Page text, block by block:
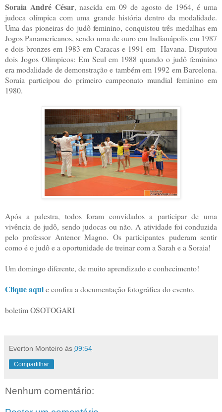
Soraia André César, nascida em 09 de agosto de 1964, é uma
judoca olímpica com uma grande história dentro da modalidade.
Uma das pioneiras do judô feminino, conquistou três medalhas em
Jogos Panamericanos, sendo uma de ouro em Indianápolis em 1987
e dois bronzes em 1983 em Caracas e 1991 em Havana. Disputou
dois Jogos Olímpicos: Em Seul em 1988 quando o judô feminino
era modalidade de demonstração e também em 1992 em Barcelona.
Soraia participou do primeiro campeonato mundial feminino em
1980.
Após a palestra, todos foram convidados a participar de uma
vivência de judô, sendo judocas ou não. A atividade foi conduzida
pelo professor Antenor Magno. Os participantes puderam sentir
como é o judô e a oportunidade de treinar com a Sarah e a Soraia!
Um domingo diferente, de muito aprendizado e conhecimento!
Clique aquie confira a documentação fotográfica do evento.
boletim OSOTOGARI
Everton Monteiro às 09:54
Compartilhar
Nenhum comentário: